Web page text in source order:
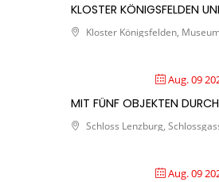
KLOSTER KÖNIGSFELDEN
Kloster Königsfelden,
Aug. 09
MIT FÜNF OBJEKTEN
Schloss Lenzburg,
Aug. 09